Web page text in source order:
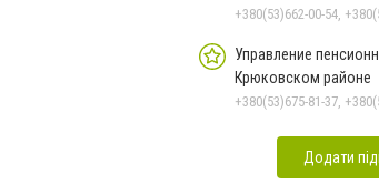
Управление
Крюковском районе
Додати